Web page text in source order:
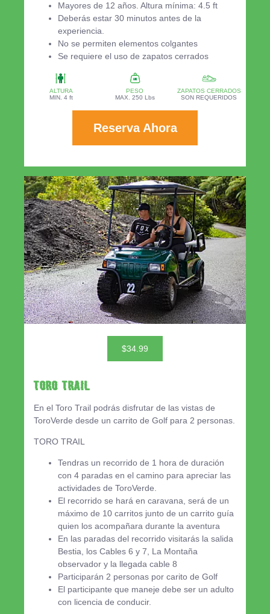
Mayores de 12 años. Altura mínima: 4.5 ft
Deberás estar 30 minutos antes de la
experiencia.
No se permiten elementos colgantes
Se requiere el uso de zapatos cerrados
ALTURA
MIN. 4 ft
PESO
MAX. 250 Lbs
ZAPATOS CERRADOS
SON REQUERIDOS
Reserva Ahora
$34.99
Toro Trail
En el Toro Trail podrás disfrutar de las vistas de
ToroVerde desde un carrito de Golf para 2 personas.
TORO TRAIL
Tendras un recorrido de 1 hora de duración
con 4 paradas en el camino para apreciar las
actividades de ToroVerde.
El recorrido se hará en caravana, será de un
máximo de 10 carritos junto de un carrito guía
quien los acompañara durante la aventura
En las paradas del recorrido visitarás la salida
Bestia, los Cables 6 y 7, La Montaña
observador y la llegada cable 8
Participarán 2 personas por carito de Golf
El participante que maneje debe ser un adulto
con licencia de conducir.